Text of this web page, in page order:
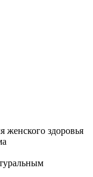
женского здоровья